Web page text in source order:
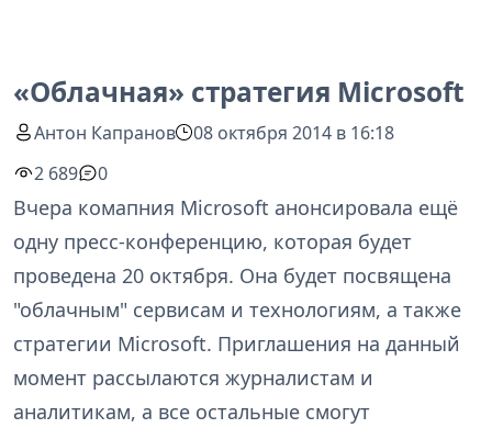
«Облачная» стратегия Microsoft
Антон Капранов
08 октября 2014 в 16:18
2 689
0
Вчера комапния Microsoft анонсировала ещё
одну пресс-конференцию, которая будет
проведена 20 октября. Она будет посвящена
"облачным" сервисам и технологиям, а также
стратегии Microsoft. Приглашения на данный
момент рассылаются журналистам и
аналитикам, а все остальные смогут